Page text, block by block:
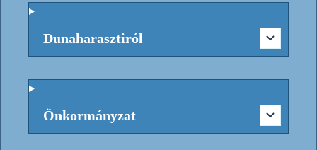
Dunaharasztiról
Önkormányzat